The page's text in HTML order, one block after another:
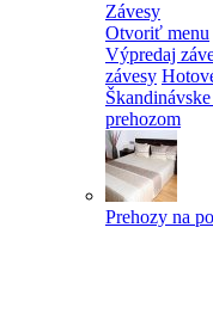
Závesy
Otvoriť menu
Výpredaj
závesy
prehozom
Prehozy na